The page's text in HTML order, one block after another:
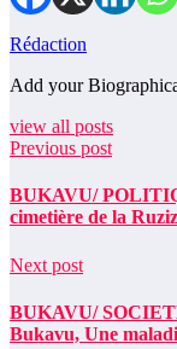
Rédaction
Add your
view all posts
Previous post
BUKAVU/
cimetière de la
Next post
BUKAVU/
Bukavu, Une